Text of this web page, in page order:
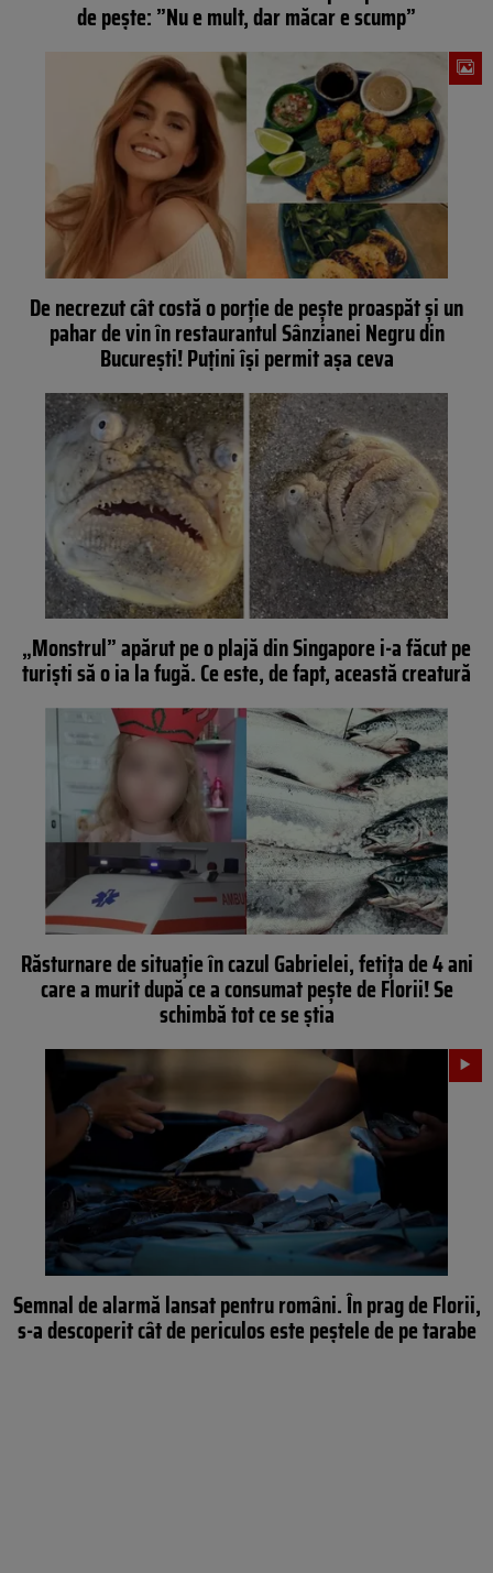
de pește: ”Nu e mult, dar măcar e scump”
De necrezut cât costă o porţie de peşte proaspăt şi un
pahar de vin în restaurantul Sânzianei Negru din
Bucureşti! Puţini își permit așa ceva
„Monstrul” apărut pe o plajă din Singapore i-a făcut pe
turiști să o ia la fugă. Ce este, de fapt, această creatură
Răsturnare de situaţie în cazul Gabrielei, fetiţa de 4 ani
care a murit după ce a consumat peşte de Florii! Se
schimbă tot ce se ştia
Semnal de alarmă lansat pentru români. În prag de Florii,
s-a descoperit cât de periculos este peștele de pe tarabe